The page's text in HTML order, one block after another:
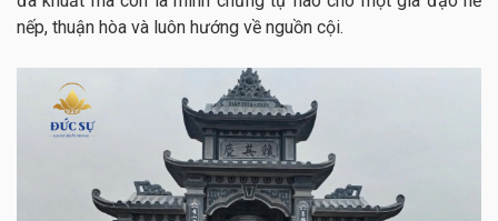
nếp, thuận hòa và luôn hướng về nguồn cội.